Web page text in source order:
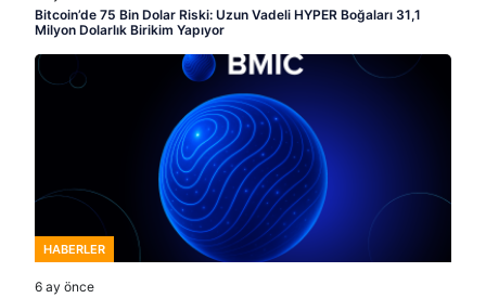
Bitcoin’de 75 Bin Dolar Riski: Uzun Vadeli HYPER Boğaları 31,1
Milyon Dolarlık Birikim Yapıyor
HABERLER
6 ay önce